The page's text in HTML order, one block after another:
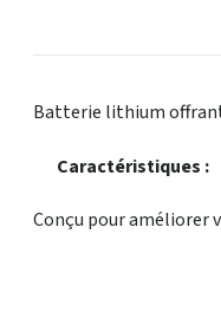
Batterie lithium offrant
Caractéristiques :
Conçu pour améliorer